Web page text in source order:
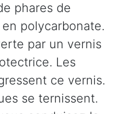
phares de
polycarbonate.
par un vernis
Les
ce vernis.
se ternissent.